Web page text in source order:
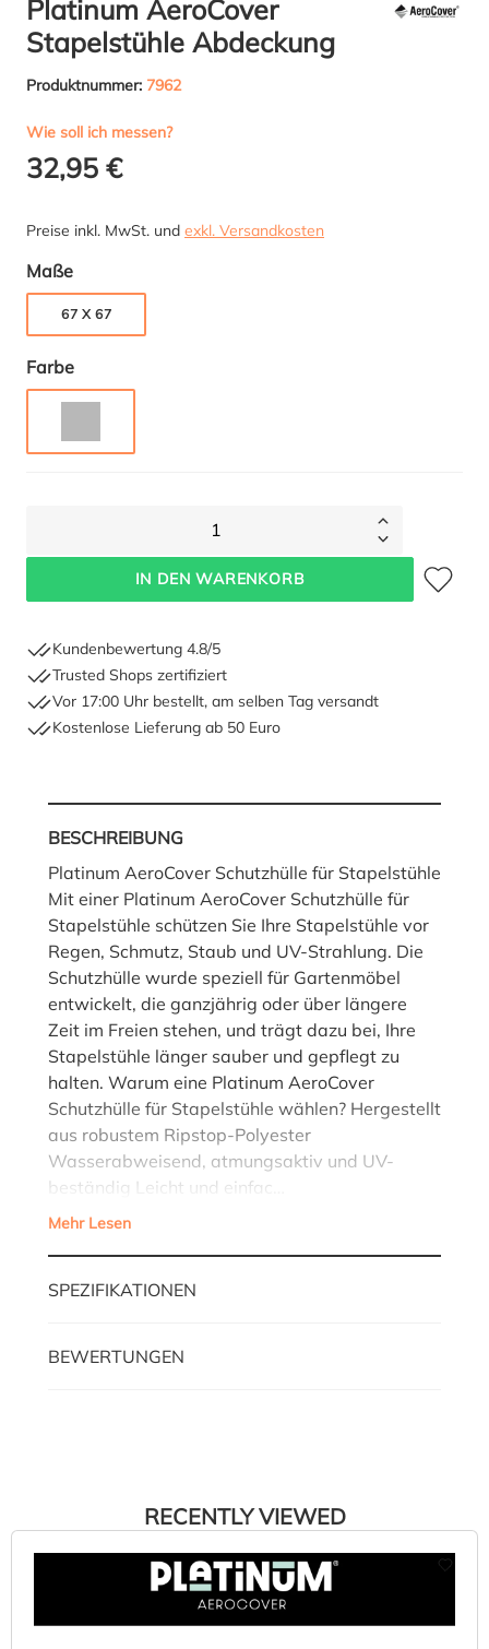
Platinum AeroCover
Stapelstühle Abdeckung
Produktnummer: 7962
Wie soll ich messen?
32,95 €
Preise inkl. MwSt. und exkl. Versandkosten
Maßeauswählen
67 X 67
Farbeauswählen
1
IN DEN WARENKORB
Zum
Kundenbewertung 4.8/5
Trusted Shops zertifiziert
Vor 17:00 Uhr bestellt, am selben Tag versandt
Kostenlose Lieferung ab 50 Euro
BESCHREIBUNG
Platinum AeroCover Schutzhülle für Stapelstühle
Mit einer Platinum AeroCover Schutzhülle für
Stapelstühle schützen Sie Ihre Stapelstühle vor
Regen, Schmutz, Staub und UV-Strahlung. Die
Schutzhülle wurde speziell für Gartenmöbel
entwickelt, die ganzjährig oder über längere
Zeit im Freien stehen, und trägt dazu bei, Ihre
Stapelstühle länger sauber und gepflegt zu
halten. Warum eine Platinum AeroCover
Schutzhülle für Stapelstühle wählen? Hergestellt
aus robustem Ripstop-Polyester
Wasserabweisend, atmungsaktiv und UV-
beständig Leicht und einfac…
Mehr Lesen
SPEZIFIKATIONEN
BEWERTUNGEN
RECENTLY VIEWED